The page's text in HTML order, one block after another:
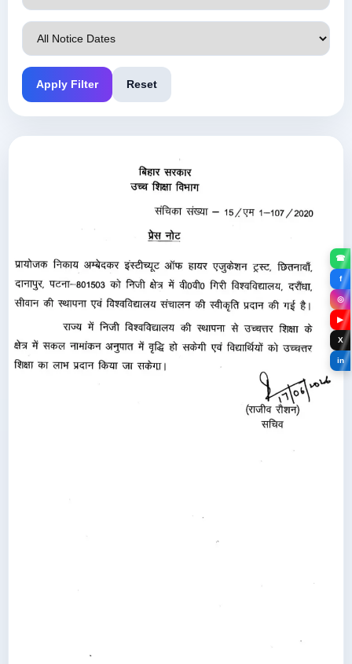
Apply Filter Reset
☎
f
◎
▶
X
in